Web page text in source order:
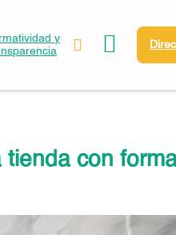
y
tienda con